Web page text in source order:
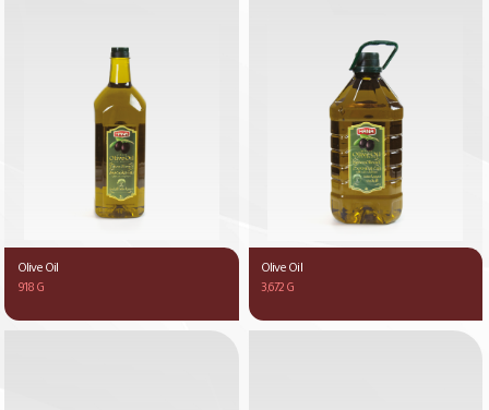
Olive Oil
918 G
Olive Oil
3,672 G